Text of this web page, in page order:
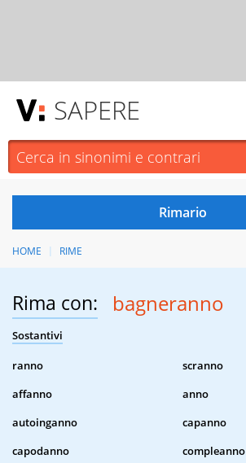
SAPERE
HOME RIME
Rima con: bagneranno
Sostantivi
ranno
scranno
affanno
anno
autoinganno
capanno
capodanno
compleanno